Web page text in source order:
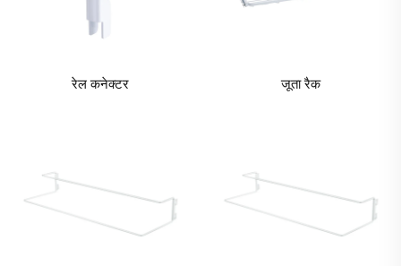
रेल कनेक्टर जूता रैक